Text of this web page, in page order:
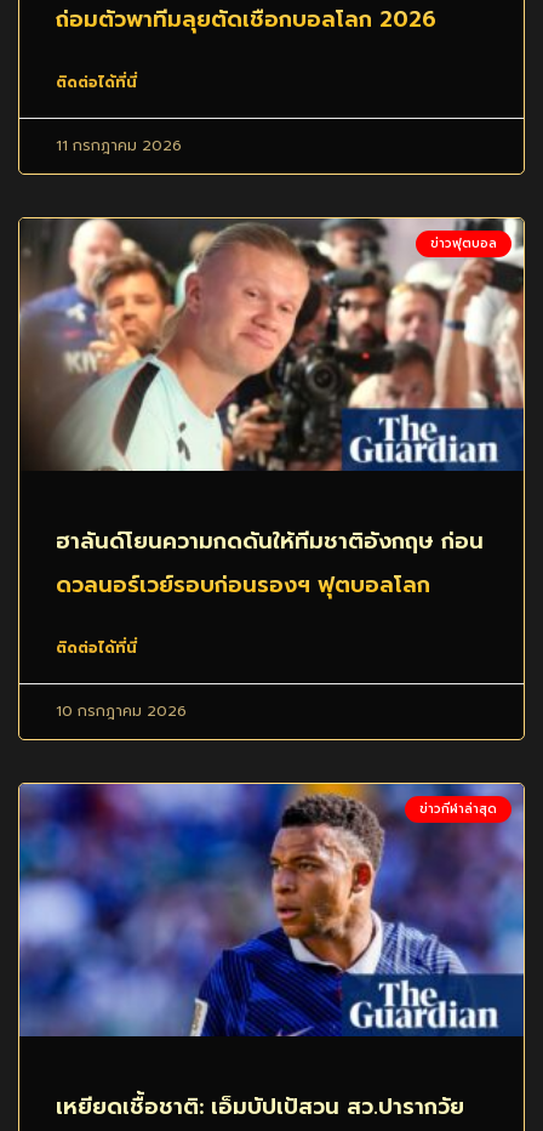
ถ่อมตัวพาทีมลุยตัดเชือกบอลโลก 2026
ติดต่อได้ที่นี่
11 กรกฎาคม 2026
ข่าวฟุตบอล
ฮาลันด์โยนความกดดันให้ทีมชาติอังกฤษ ก่อน
ดวลนอร์เวย์รอบก่อนรองฯ ฟุตบอลโลก
ติดต่อได้ที่นี่
10 กรกฎาคม 2026
ข่าวกีฬาล่าสุด
เหยียดเชื้อชาติ: เอ็มบัปเป้สวน สว.ปารากวัย